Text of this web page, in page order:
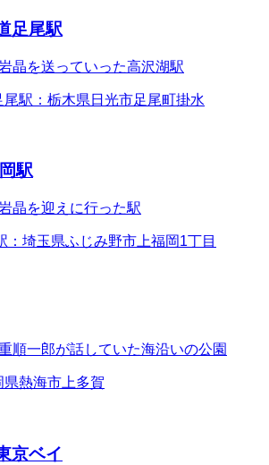
足尾駅
晶を送っていった高沢湖駅
駅：栃木県日光市足尾町掛水
駅
晶を迎えに行った駅
：埼玉県ふじみ野市上福岡1丁目
順一郎が話していた海沿いの公園
熱海市上多賀
京ベイ